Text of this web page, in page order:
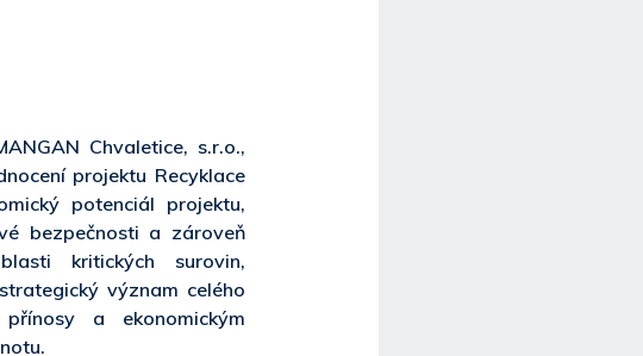
Chvaletice, s.r.o.,
projektu Recyklace
potenciál projektu,
bezpečnosti a zároveň
kritických surovin,
význam celého
a ekonomickým